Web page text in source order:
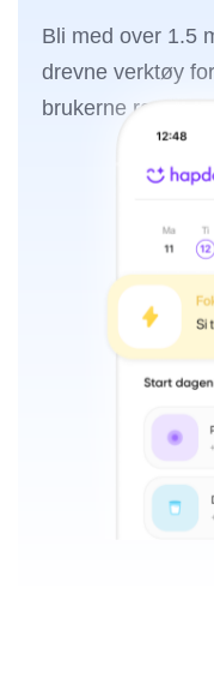
Bli med over 1.5
drevne verktøy
brukerne